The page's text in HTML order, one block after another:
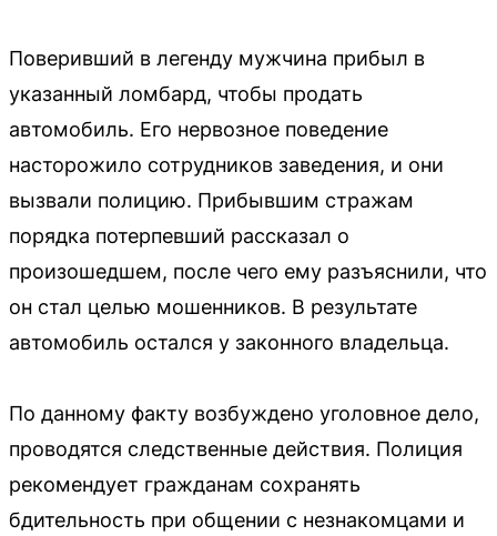
Поверивший в легенду мужчина прибыл в
указанный ломбард, чтобы продать
автомобиль. Его нервозное поведение
насторожило сотрудников заведения, и они
вызвали полицию. Прибывшим стражам
порядка потерпевший рассказал о
произошедшем, после чего ему разъяснили, что
он стал целью мошенников. В результате
автомобиль остался у законного владельца.
По данному факту возбуждено уголовное дело,
проводятся следственные действия. Полиция
рекомендует гражданам сохранять
бдительность при общении с незнакомцами и